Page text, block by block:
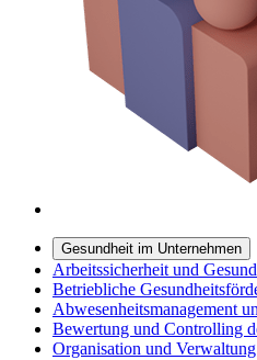
Gesundheit im Unternehmen
Arbeitssicherheit und
Betriebliche
Abwesenheitsmanagement
Bewertung und Controlling
Organisation und